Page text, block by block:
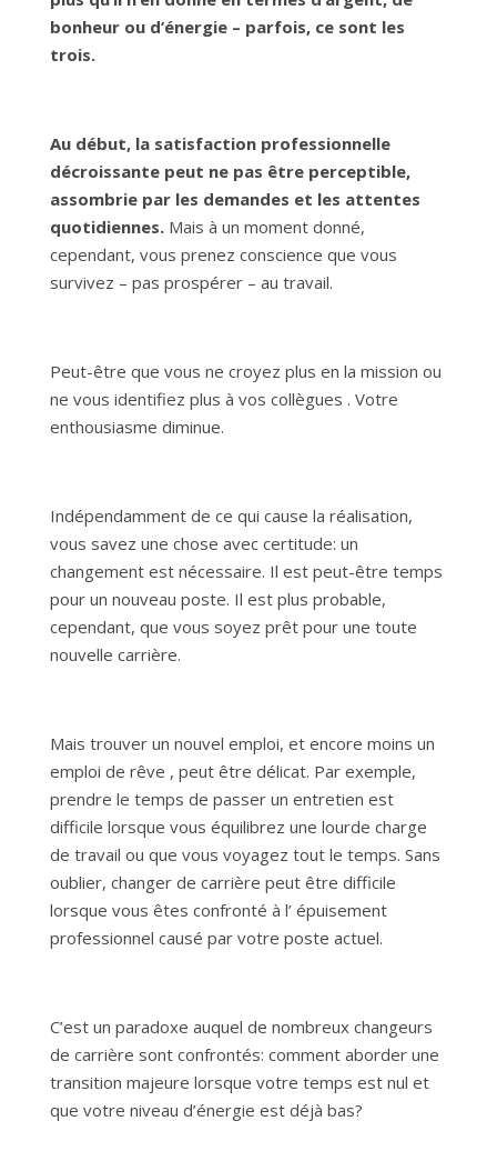
bonheur ou d’énergie – parfois, ce sont les
trois.
Au début, la satisfaction professionnelle
décroissante peut ne pas être perceptible,
assombrie par les demandes et les attentes
quotidiennes.Mais à un moment donné,
cependant, vous prenez conscience que vous
survivez – pas prospérer – au travail.
Peut-être que vous ne croyez plus en la mission ou
ne vous identifiez plus à vos collègues . Votre
enthousiasme diminue.
Indépendamment de ce qui cause la réalisation,
vous savez une chose avec certitude: un
changement est nécessaire. Il est peut-être temps
pour un nouveau poste. Il est plus probable,
cependant, que vous soyez prêt pour une toute
nouvelle carrière.
Mais trouver un nouvel emploi, et encore moins un
emploi de rêve , peut être délicat. Par exemple,
prendre le temps de passer un entretien est
difficile lorsque vous équilibrez une lourde charge
de travail ou que vous voyagez tout le temps. Sans
oublier, changer de carrière peut être difficile
lorsque vous êtes confronté à l’ épuisement
professionnel causé par votre poste actuel.
C’est un paradoxe auquel de nombreux changeurs
de carrière sont confrontés: comment aborder une
transition majeure lorsque votre temps est nul et
que votre niveau d’énergie est déjà bas?